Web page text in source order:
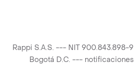
Rappi S.A.S. --- NIT
Bogotá D.C. ---